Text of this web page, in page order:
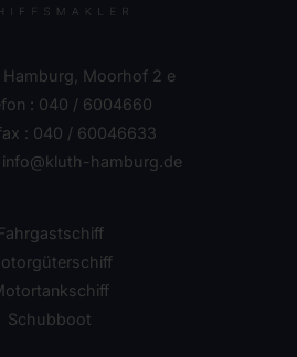
Moorhof 2 e
: 040 / 6004660
: 040 / 60046633
info@kluth-hamburg.de
Schubboot